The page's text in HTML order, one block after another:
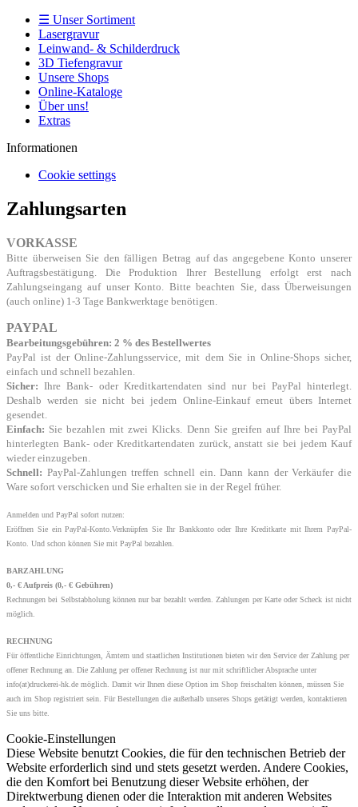
☰ Unser Sortiment
Lasergravur
Leinwand- & Schilderdruck
3D Tiefengravur
Unsere Shops
Online-Kataloge
Über uns!
Extras
Informationen
Cookie settings
Zahlungsarten
VORKASSE
Bitte überweisen Sie den fälligen Betrag auf das angegebene Konto unserer
Auftragsbestätigung. Die Produktion Ihrer Bestellung erfolgt erst nach
Zahlungseingang auf unser Konto.
Bitte beachten Sie, dass Überweisungen
(auch online) 1-3 Tage Bankwerktage benötigen.
PAYPAL
Bearbeitungsgebühren: 2 % des Bestellwertes
PayPal ist der Online-Zahlungsservice, mit dem Sie in Online-Shops sicher,
einfach und schnell bezahlen.
Sicher: Ihre Bank- oder Kreditkartendaten sind nur bei PayPal hinterlegt.
Deshalb werden sie nicht bei jedem Online-Einkauf erneut übers Internet
gesendet.
Einfach: Sie bezahlen mit zwei Klicks. Denn Sie greifen auf Ihre bei PayPal
hinterlegten Bank- oder Kreditkartendaten zurück, anstatt sie bei jedem Kauf
wieder einzugeben.
Schnell: PayPal-Zahlungen treffen schnell ein. Dann kann der Verkäufer die
Ware sofort verschicken und Sie erhalten sie in der Regel früher.
Anmelden und PayPal sofort nutzen:
Eröffnen Sie ein PayPal-Konto.Verknüpfen Sie Ihr Bankkonto oder Ihre Kreditkarte mit Ihrem PayPal-
Konto. Und schon können Sie mit PayPal bezahlen.
BARZAHLUNG
0,- € Aufpreis (0,- € Gebühren)
Rechnungen bei Selbstabholung können nur bar bezahlt werden. Zahlungen per Karte oder Scheck ist nicht
möglich.
RECHNUNG
Für öffentliche Einrichtungen, Ämtern und staatlichen Institutionen bieten wir den Service der Zahlung per
offener Rechnung an. Die Zahlung per offener Rechnung ist nur mit schriftlicher Absprache unter
info(at)druckerei-hk.de möglich. Damit wir Ihnen diese Option im Shop freischalten können, müssen Sie
auch im Shop registriert sein. Für Bestellungen die außerhalb unseres Shops getätigt werden, kontaktieren
Sie uns bitte.
Cookie-Einstellungen
Diese Website benutzt Cookies, die für den technischen Betrieb der
Website erforderlich sind und stets gesetzt werden. Andere Cookies,
die den Komfort bei Benutzung dieser Website erhöhen, der
Direktwerbung dienen oder die Interaktion mit anderen Websites